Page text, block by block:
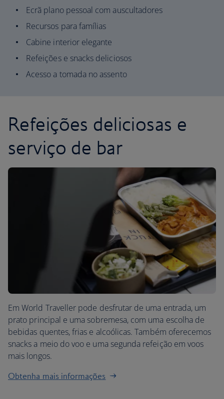
Ecrã plano pessoal com auscultadores
Recursos para famílias
Cabine interior elegante
Refeições e snacks deliciosos
Acesso a tomada no assento
Refeições deliciosas e
serviço de bar
Em World Traveller pode desfrutar de uma entrada, um
prato principal e uma sobremesa, com uma escolha de
bebidas quentes, frias e alcoólicas. Também oferecemos
snacks a meio do voo e uma segunda refeição em voos
mais longos.
Obtenha mais informações